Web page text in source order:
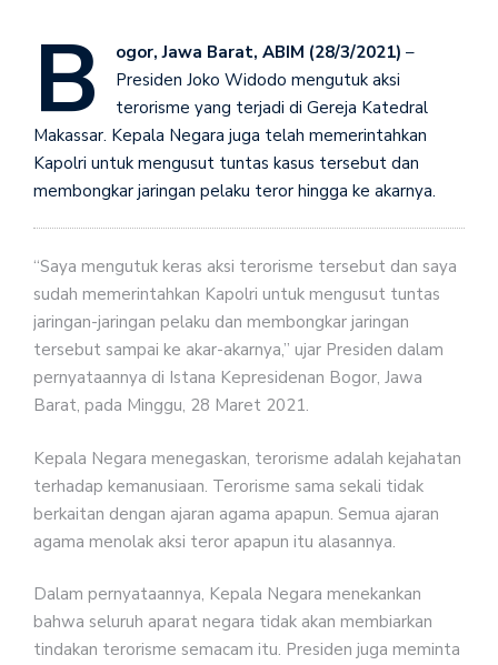
B ogor, Jawa Barat, ABIM (28/3/2021) –
Presiden Joko Widodo mengutuk aksi
terorisme yang terjadi di Gereja Katedral
Makassar. Kepala Negara juga telah memerintahkan
Kapolri untuk mengusut tuntas kasus tersebut dan
membongkar jaringan pelaku teror hingga ke akarnya.
“Saya mengutuk keras aksi terorisme tersebut dan saya
sudah memerintahkan Kapolri untuk mengusut tuntas
jaringan-jaringan pelaku dan membongkar jaringan
tersebut sampai ke akar-akarnya,” ujar Presiden dalam
pernyataannya di Istana Kepresidenan Bogor, Jawa
Barat, pada Minggu, 28 Maret 2021.
Kepala Negara menegaskan, terorisme adalah kejahatan
terhadap kemanusiaan. Terorisme sama sekali tidak
berkaitan dengan ajaran agama apapun. Semua ajaran
agama menolak aksi teror apapun itu alasannya.
Dalam pernyataannya, Kepala Negara menekankan
bahwa seluruh aparat negara tidak akan membiarkan
tindakan terorisme semacam itu. Presiden juga meminta